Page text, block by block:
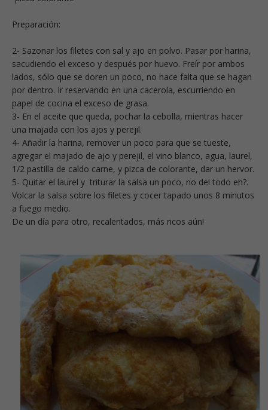
Preparación:
2- Sazonar los filetes con sal y ajo en polvo. Pasar por harina,
sacudiendo el exceso y después por huevo. Freír por ambos
lados, sólo que se doren un poco, no hace falta que se hagan
por dentro. Ir reservando en una cacerola, escurriendo en
papel de cocina el exceso de grasa.
3- En el aceite que queda, pochar la cebolla, mientras hacer
una majada con los ajos y perejil.
4- Añadir la harina, remover un poco para que se tueste,
agregar el majado de ajo y perejil, el vino blanco, agua, laurel,
1/2 pastilla de caldo carne, y pizca de colorante, dar un hervor.
5- Quitar el laurel y triturar la salsa un poco, no del todo eh?.
Volcar la salsa sobre los filetes y cocer tapado unos 8 minutos
a fuego medio.
De un día para otro, recalentados, más ricos aún!